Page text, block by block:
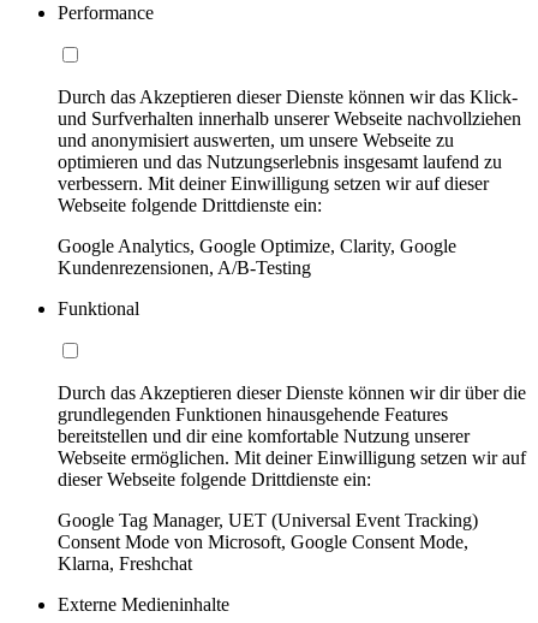
Performance
Durch das Akzeptieren dieser Dienste können wir das Klick-
und Surfverhalten innerhalb unserer Webseite nachvollziehen
und anonymisiert auswerten, um unsere Webseite zu
optimieren und das Nutzungserlebnis insgesamt laufend zu
verbessern. Mit deiner Einwilligung setzen wir auf dieser
Webseite folgende Drittdienste ein:
Google Analytics, Google Optimize, Clarity, Google
Kundenrezensionen, A/B-Testing
Funktional
Durch das Akzeptieren dieser Dienste können wir dir über die
grundlegenden Funktionen hinausgehende Features
bereitstellen und dir eine komfortable Nutzung unserer
Webseite ermöglichen. Mit deiner Einwilligung setzen wir auf
dieser Webseite folgende Drittdienste ein:
Google Tag Manager, UET (Universal Event Tracking)
Consent Mode von Microsoft, Google Consent Mode,
Klarna, Freshchat
Externe Medieninhalte